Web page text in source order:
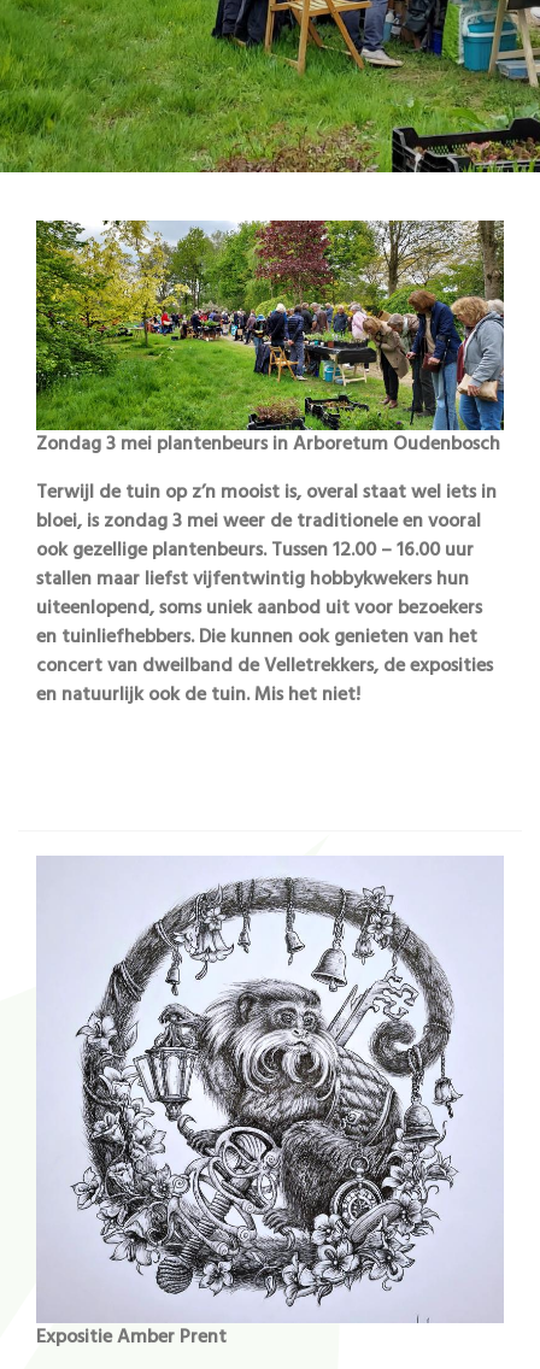
Zondag 3 mei plantenbeurs in Arboretum Oudenbosch
Terwijl de tuin op z’n mooist is, overal staat wel iets in
bloei, is zondag 3 mei weer de traditionele en vooral
ook gezellige plantenbeurs. Tussen 12.00 – 16.00 uur
stallen maar liefst vijfentwintig hobbykwekers hun
uiteenlopend, soms uniek aanbod uit voor bezoekers
en tuinliefhebbers. Die kunnen ook genieten van het
concert van dweilband de Velletrekkers, de exposities
en natuurlijk ook de tuin. Mis het niet!
Expositie Amber Prent